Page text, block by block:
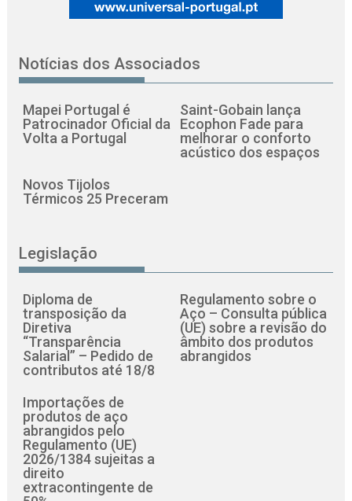
Notícias dos Associados
Mapei Portugal é
Patrocinador Oficial da
Volta a Portugal
Saint-Gobain lança
Ecophon Fade para
melhorar o conforto
acústico dos espaços
Novos Tijolos
Térmicos 25 Preceram
Legislação
Diploma de
transposição da
Diretiva
“Transparência
Salarial” – Pedido de
contributos até 18/8
Regulamento sobre o
Aço – Consulta pública
(UE) sobre a revisão do
âmbito dos produtos
abrangidos
Importações de
produtos de aço
abrangidos pelo
Regulamento (UE)
2026/1384 sujeitas a
direito
extracontingente de